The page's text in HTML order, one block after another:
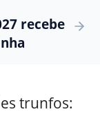
recebe
trunfos: